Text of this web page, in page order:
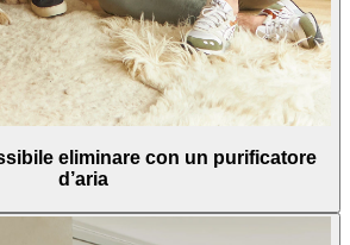
eliminare con un purificatore
d’aria